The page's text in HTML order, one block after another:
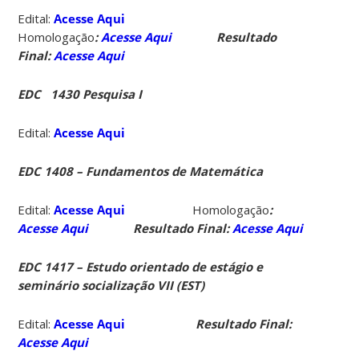
Edital:Acesse Aqui
Homologação:Acesse AquiResultado
Final:Acesse Aqui
EDC 1430 Pesquisa I
Edital:Acesse Aqui
EDC 1408 – Fundamentos de Matemática
Edital:Acesse Aqui Homologação:
Acesse AquiResultado Final:Acesse Aqui
EDC 1417 – Estudo orientado de estágio e
seminário socialização VII (EST)
Edital:Acesse Aqui
Resultado Final:
Acesse Aqui